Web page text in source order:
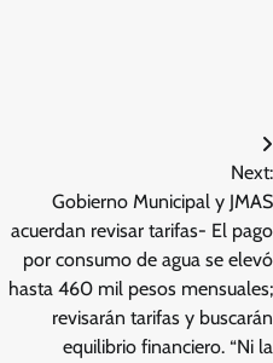
Next:
Gobierno Municipal y JMAS
acuerdan revisar tarifas- El pago
por consumo de agua se elevó
hasta 460 mil pesos mensuales;
revisarán tarifas y buscarán
equilibrio financiero. “Ni la